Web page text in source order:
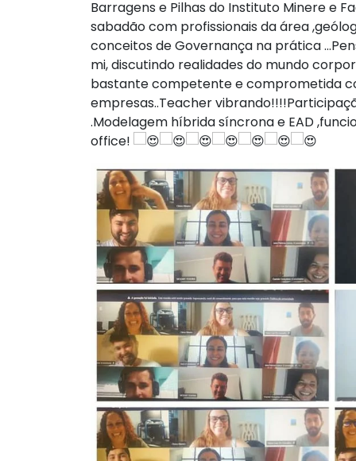
Barragens e Pilhas do Instituto Minere e
sabadão com profissionais da área
conceitos de Governança na prática
mi, discutindo realidades do mundo
bastante competente e comprometida
empresas..Teacher
.Modelagem híbrida síncrona e EAD
office!